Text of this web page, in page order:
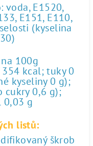
E1520,
E151, E110,
(kyselina
100g
kcal; tuky 0
kyseliny 0 g);
cukry 0,6 g);
0,03 g
listů:
škrob